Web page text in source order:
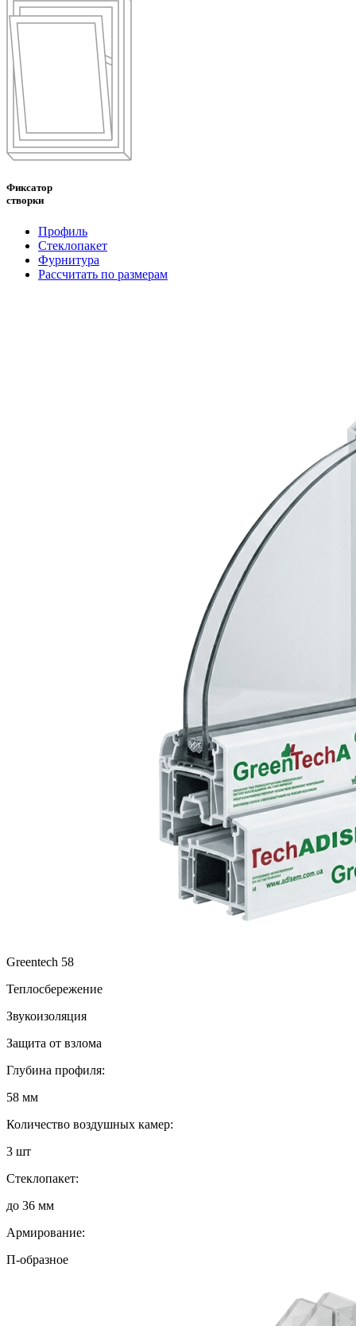
Фиксатор
створки
Профиль
Стеклопакет
Фурнитура
Рассчитать по размерам
Greentech 58
Теплосбережение
Звукоизоляция
Защита от взлома
Глубина профиля:
58 мм
Количество воздушных камер:
3 шт
Стеклопакет:
до 36 мм
Армирование:
П-образное